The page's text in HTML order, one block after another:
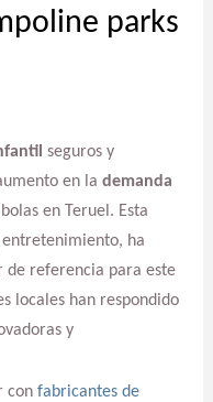
parks
seguros y
en la demanda
en Teruel. Esta
ha
de referencia para este
locales han respondido
y
con fabricantes de